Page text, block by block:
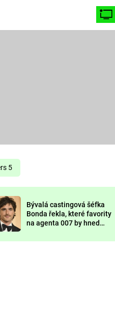
Prima LAJK
Sledujte nás
5
Bývalá castingová šéfka
Bonda řekla, které favority
na agenta 007 by hned